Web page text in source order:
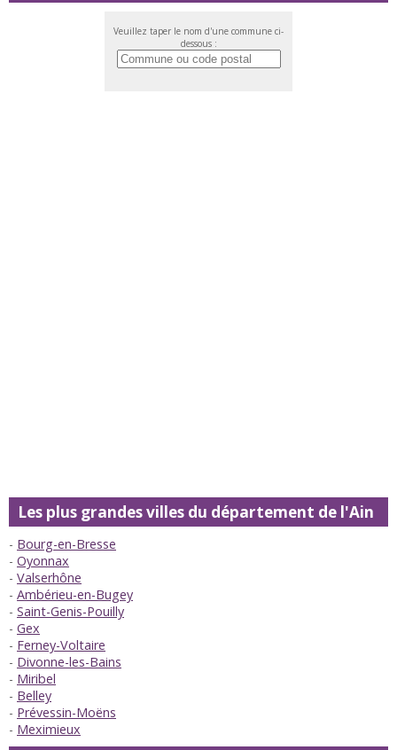
Veuillez taper le nom d'une commune ci-
dessous :
Les plus grandes villes du département de l'Ain
Bourg-en-Bresse
Oyonnax
Valserhône
Ambérieu-en-Bugey
Saint-Genis-Pouilly
Gex
Ferney-Voltaire
Divonne-les-Bains
Miribel
Belley
Prévessin-Moëns
Meximieux